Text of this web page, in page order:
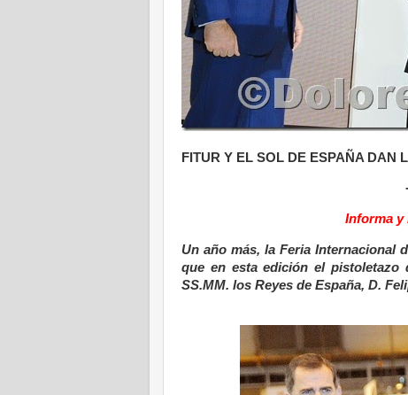
FITUR Y EL SOL DE ESPAÑA DAN
Informa y
Un año más, la Feria Internacional
que en esta edición el pistoletazo
SS.MM. los Reyes de España, D.